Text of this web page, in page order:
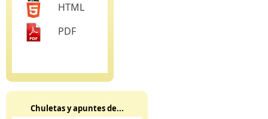
HTML
PDF
Chuletas y apuntes de...